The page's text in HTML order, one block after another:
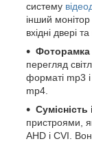
систему
інший
вхідні двері
Фоторамка
перегляд
форматі mp3
mp4.
пристроями,
AHD і CVI.